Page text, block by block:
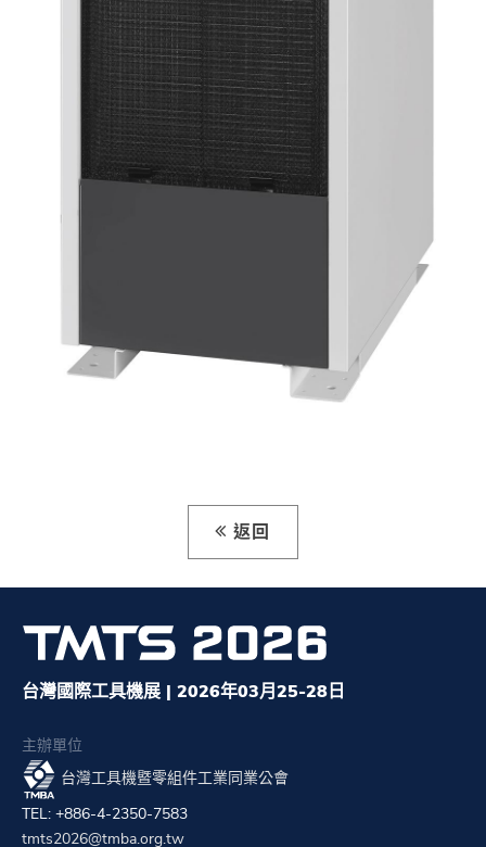
返回
台灣國際工具機展 | 2026年03月25-28日
主辦單位
台灣工具機暨零組件工業同業公會
TEL: +886-4-2350-7583
tmts2026@tmba.org.tw